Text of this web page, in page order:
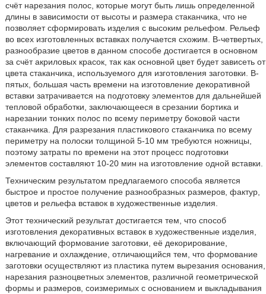
счёт нарезания полос, которые могут быть лишь определенной
длины в зависимости от высоты и размера стаканчика, что не
позволяет сформировать изделия с высоким рельефом. Рельеф
во всех изготовленных вставках получается схожим. В-четвертых,
разнообразие цветов в данном способе достигается в основном
за счёт акриловых красок, так как основной цвет будет зависеть от
цвета стаканчика, используемого для изготовления заготовки. В-
пятых, большая часть времени на изготовление декоративной
вставки затрачивается на подготовку элементов для дальнейшей
тепловой обработки, заключающееся в срезании бортика и
нарезании тонких полос по всему периметру боковой части
стаканчика. Для разрезания пластикового стаканчика по всему
периметру на полоски толщиной 5-10 мм требуются ножницы,
поэтому затраты по времени на этот процесс подготовки
элементов составляют 10-20 мин на изготовление одной вставки.
Техническим результатом предлагаемого способа является
быстрое и простое получение разнообразных размеров, фактур,
цветов и рельефа вставок в художественные изделия.
Этот технический результат достигается тем, что способ
изготовления декоративных вставок в художественные изделия,
включающий формование заготовки, её декорирование,
нагревание и охлаждение, отличающийся тем, что формование
заготовки осуществляют из пластика путем вырезания основания,
нарезания разноцветных элементов, различной геометрической
формы и размеров, соизмеримых с основанием и выкладывания